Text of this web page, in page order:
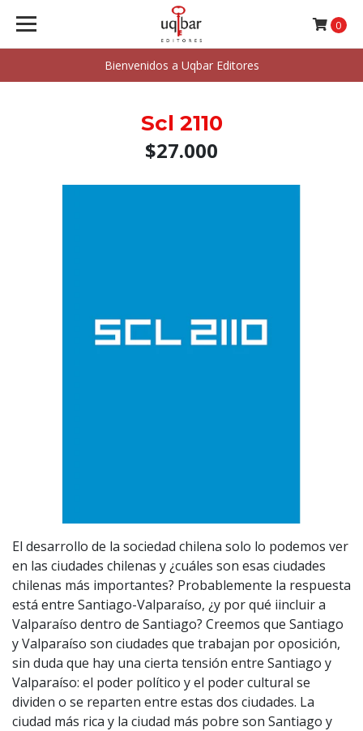
Bienvenidos a Uqbar Editores
0
Scl 2110
$27.000
El desarrollo de la sociedad chilena solo lo podemos ver
en las ciudades chilenas y ¿cuáles son esas ciudades
chilenas más importantes? Probablemente la respuesta
está entre Santiago-Valparaíso, ¿y por qué iincluir a
Valparaíso dentro de Santiago? Creemos que Santiago
y Valparaíso son ciudades que trabajan por oposición,
sin duda que hay una cierta tensión entre Santiago y
Valparaíso: el poder político y el poder cultural se
dividen o se reparten entre estas dos ciudades. La
ciudad más rica y la ciudad más pobre son Santiago y